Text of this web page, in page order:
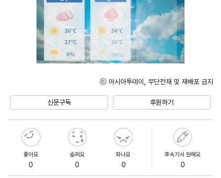
ⓒ 아시아투데이, 무단전재 및 재배포 금지
신문구독 후원하기
좋아요
0
슬퍼요
0
화나요
0
후속기사 원해요
0